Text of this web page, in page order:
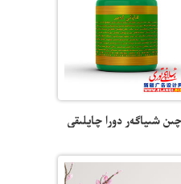
چىن شىپاگەر دورا چاپلىقى